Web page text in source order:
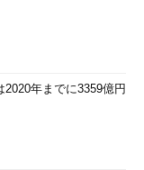
年までに3359億円